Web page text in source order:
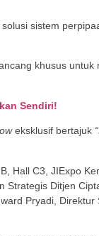
sistem
khusus
Sendiri!
eksklusif bertajuk
Hall C3, JIExpo
Strategis Ditjen
Pryadi, Direktur